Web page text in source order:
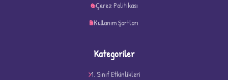
Çerez Politikası
Kullanım Şartları
Kategoriler
1. Sınıf Etkinlikleri